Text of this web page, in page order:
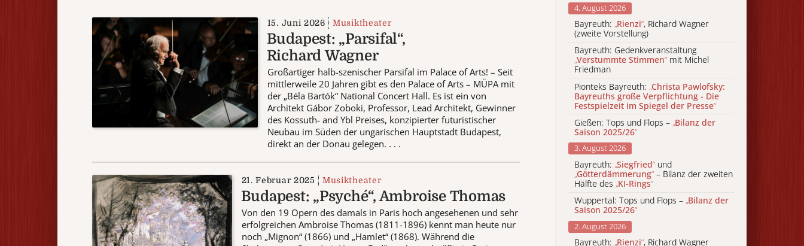
15. Juni 2026 Musiktheater
Budapest: „Parsifal“,
Richard Wagner
Großartiger halb-szenischer Parsifal im Palace of Arts! – Seit
mittlerweile 20 Jahren gibt es den Palace of Arts – MÜPA mit
der „Béla Bartók“ National Concert Hall. Es ist ein von
Architekt Gábor Zoboki, Professor, Lead Architekt, Gewinner
des Kossuth- and Ybl Preises, konzipierter futuristischer
Neubau im Süden der ungarischen Hauptstadt Budapest,
direkt an der Donau gelegen. . . .
21. Februar 2025 Musiktheater
Budapest: „Psyché“, Ambroise Thomas
Von den 19 Opern des damals in Paris hoch angesehenen und sehr
erfolgreichen Ambroise Thomas (1811-1896) kennt man heute nur
noch „Mignon“ (1866) und „Hamlet“ (1868). Während die
4. August 2026
Bayreuth: „Rienzi“, Richard Wagner
(zweite Vorstellung)
Bayreuth: Gedenkveranstaltung
„Verstummte Stimmen“ mit Michel
Friedman
Pionteks Bayreuth: „Christa Pawlofsky:
Bayreuths große Verpflichtung - Die
Festspielzeit im Spiegel der Presse“
Gießen: Tops und Flops – „Bilanz der
Saison 2025/26“
3. August 2026
Bayreuth: „Siegfried“ und
„Götterdämmerung“ – Bilanz der zweiten
Hälfte des „KI-Rings“
Wuppertal: Tops und Flops – „Bilanz der
Saison 2025/26“
2. August 2026
Bayreuth: „Rienzi“, Richard Wagner